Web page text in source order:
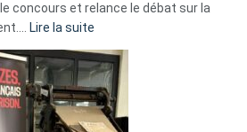
concours et relance le débat sur la
Lire la suite
Eurovision
2026
:
Pays-